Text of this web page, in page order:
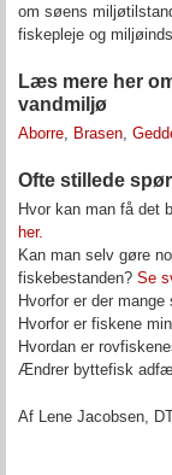
om søens
fiskepleje og
Læs mere her
vandmiljø
Aborre, Brasen,
Ofte stillede
Hvor kan man få det
her.
Kan man selv gøre
fiskebestanden? Se
Hvorfor er der
Hvorfor er fiskene
Hvordan er
Ændrer byttefisk
Af Lene Jacobsen,